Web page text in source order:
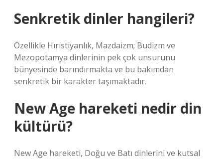
Senkretik dinler hangileri?
Özellikle Hıristiyanlık, Mazdaizm; Budizm ve
Mezopotamya dinlerinin pek çok unsurunu
bünyesinde barındırmakta ve bu bakımdan
senkretik bir karakter taşımaktadır.
New Age hareketi nedir din
kültürü?
New Age hareketi, Doğu ve Batı dinlerini ve kutsal